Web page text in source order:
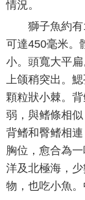
情況。
獅子魚約
可達450毫米。
小。頭寬大平
上颌稍突出。
顆粒狀小棘。
弱，與鳍條相
背鳍和臀鳍相
胸位，愈合為
洋及北極海，
物，也吃小魚。